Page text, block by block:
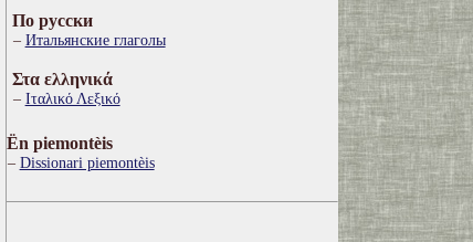
По русски
Итальянские глаголы
Στα ελληνικά
Ιταλικό Λεξικό
Ën piemontèis
Dissionari piemontèis